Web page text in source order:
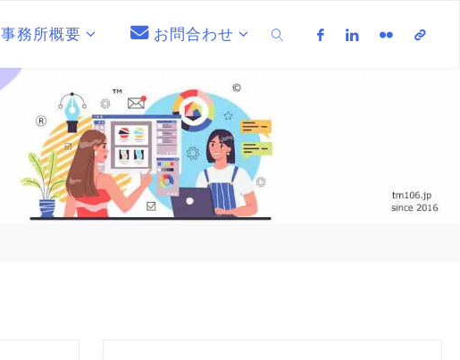
事務所概要 お問合わせ